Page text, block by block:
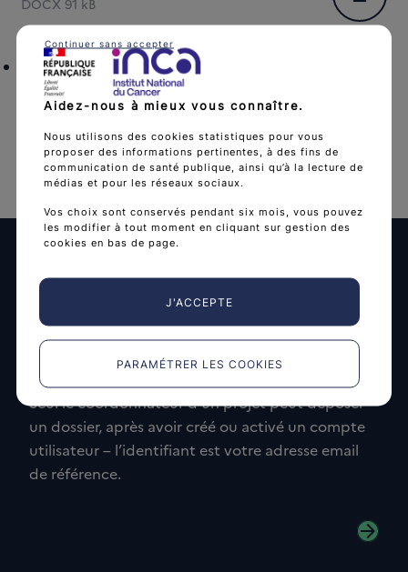
DOCX 91 kB
Guide du candidat pour le dépôt de dossier sur le
portail PROJETS
Soumission en ligne via le portail
PROJETS
Seul le coordonnateur d’un projet peut déposer
un dossier, après avoir créé ou activé un compte
utilisateur – l’identifiant est votre adresse email
de référence.
arrow_forward
Aidez-nous à mieux vous connaître.
Nous utilisons des cookies statistiques pour vous
proposer des informations pertinentes, à des fins de
communication de santé publique, ainsi qu’à la lecture de
médias et pour les réseaux sociaux.
Vos choix sont conservés pendant six mois, vous pouvez
les modifier à tout moment en cliquant sur gestion des
cookies en bas de page.
J'ACCEPTE
PARAMÉTRER LES COOKIES
Continuer sans accepter